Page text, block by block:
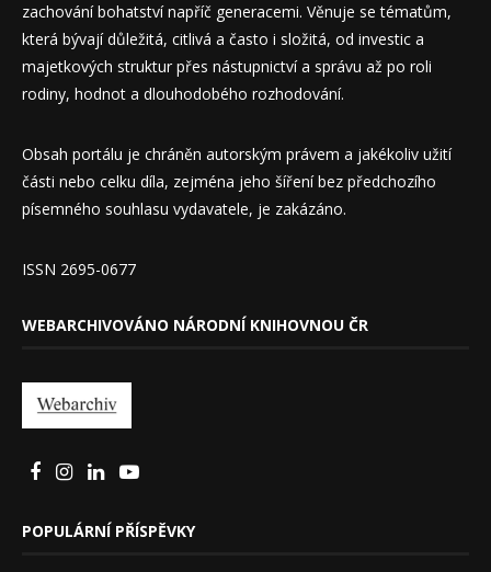
zachování bohatství napříč generacemi. Věnuje se tématům,
která bývají důležitá, citlivá a často i složitá, od investic a
majetkových struktur přes nástupnictví a správu až po roli
rodiny, hodnot a dlouhodobého rozhodování.
Obsah portálu je chráněn autorským právem a jakékoliv užití
části nebo celku díla, zejména jeho šíření bez předchozího
písemného souhlasu vydavatele, je zakázáno.
ISSN 2695-0677
WEBARCHIVOVÁNO NÁRODNÍ KNIHOVNOU ČR
POPULÁRNÍ PŘÍSPĚVKY